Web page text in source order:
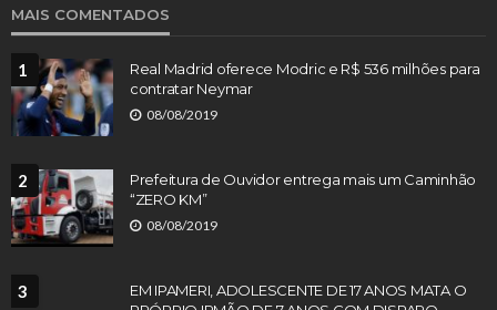
MAIS COMENTADOS
1
Real Madrid oferece Modric e R$ 536 milhões para
contratar Neymar
08/08/2019
2
Prefeitura de Ouvidor entrega mais um Caminhão
“ZERO KM”
08/08/2019
3
EM IPAMERI, ADOLESCENTE DE 17 ANOS MATA O